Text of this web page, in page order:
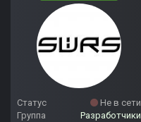
Статус
Не в сети
Группа
Разработчики